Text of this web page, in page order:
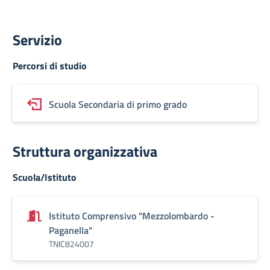
Servizio
Percorsi di studio
Scuola Secondaria di primo grado
Struttura organizzativa
Scuola/Istituto
Istituto Comprensivo "Mezzolombardo -
Paganella"
TNIC824007